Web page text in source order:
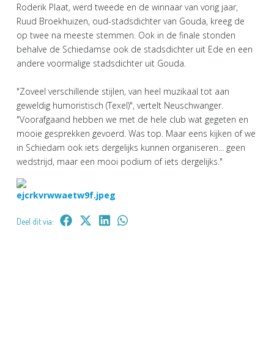
Roderik Plaat, werd tweede en de winnaar van vorig jaar,
Ruud Broekhuizen, oud-stadsdichter van Gouda, kreeg de
op twee na meeste stemmen. Ook in de finale stonden
behalve de Schiedamse ook de stadsdichter uit Ede en een
andere voormalige stadsdichter uit Gouda.
"Zoveel verschillende stijlen, van heel muzikaal tot aan
geweldig humoristisch (Texel)", vertelt Neuschwanger.
"Voorafgaand hebben we met de hele club wat gegeten en
mooie gesprekken gevoerd. Was top. Maar eens kijken of we
in Schiedam ook iets dergelijks kunnen organiseren... geen
wedstrijd, maar een mooi podium of iets dergelijks."
Deel dit via: